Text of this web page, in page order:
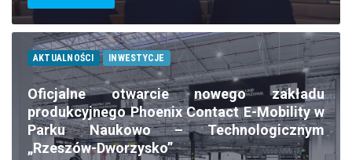
AKTUALNOŚCI INWESTYCJE
Oficjalne otwarcie nowego zakładu
produkcyjnego Phoenix Contact E-Mobility w
Parku Naukowo – Technologicznym
„Rzeszów-Dworzysko”